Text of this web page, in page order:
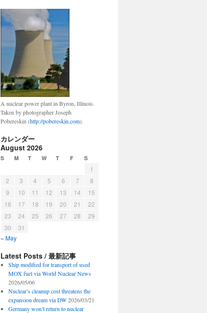
A nuclear power plant in Byron, Illinois.
Taken by photographer Joseph
Pobereskin (http://pobereskin.com).
カレンダー
August 2026
S M T W T F S
1
2
3 4 5 6 7
8
9
10 11 12 13 14
15
16
17 18 19 20 21
22
23
24 25 26 27 28
29
30
31
« May
Latest Posts / 最新記事
Ship modified for transport of used
MOX fuel via World Nuclear News
2026/05/06
Nuclear’s cleanup cost threatens the
expansion dream via DW 2026/03/21
Germany won’t return to nuclear